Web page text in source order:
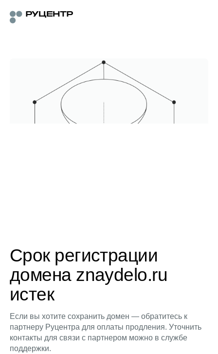
Срок регистрации
домена znaydelo.ru
истек
Если вы хотите сохранить домен — обратитесь к
партнеру Руцентра для оплаты продления. Уточнить
контакты для связи с партнером можно в службе
поддержки.